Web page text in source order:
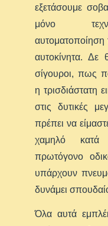
εξετάσουμε
μόνο
αυτοματοποίηση
αυτοκίνητα. Δε
σίγουροι, πως
η τρισδιάστατη
στις δυτικές
πρέπει να
χαμηλό
πρωτόγονο
υπάρχουν
δυνάμει
Όλα αυτά